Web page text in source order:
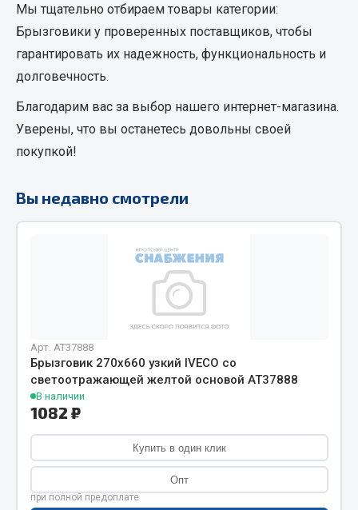
Гайки
Кольца стопорные
Пресс-масленки
Пробки
Пружины
Хомуты
Весь раздел
Соединительные элементы
Адаптеры и переходники
Трубки, муфты, гайки
Угольники
Фитинги
Штуцеры
Инструмент
Мы тщательно отбираем товары категории:
Брызговики у проверенных поставщиков, чтобы
гарантировать их надежность, функциональность и
долговечность.
Благодарим вас за выбор нашего интернет-магазина.
Уверены, что вы останетесь довольны своей
покупкой!
Вы недавно смотрели
Арт. AT37888
Брызговик 270х660 узкий IVECO со
светоотражающей желтой основой АТ37888
В наличии
1082 ₽
Купить в один клик
Опт
при полной предоплате